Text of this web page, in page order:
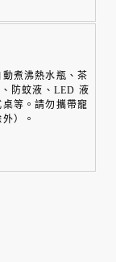
煮沸熱水瓶、茶
防蚊液、LED 液
等。請勿攜帶寵
）。